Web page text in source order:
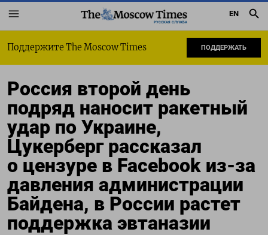
РУССКАЯ СЛУЖБА
EN
Поддержите The Moscow Times ПОДДЕРЖАТЬ
Россия второй день
подряд наносит ракетный
удар по Украине,
Цукерберг рассказал
о цензуре в Facebook из-за
давления администрации
Байдена, в России растет
поддержка эвтаназии